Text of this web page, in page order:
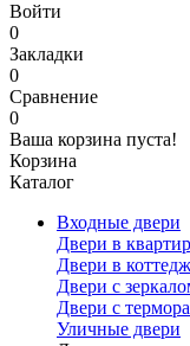
Войти
0
Закладки
0
Сравнение
0
Ваша корзина пуста!
Корзина
Каталог
Входные двери
Двери в
Двери в коттедж
Двери с
Двери с
Уличные двери